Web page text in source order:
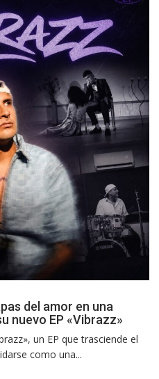
del amor en una
nuevo EP «Vibrazz»
un EP que trasciende el
como una...